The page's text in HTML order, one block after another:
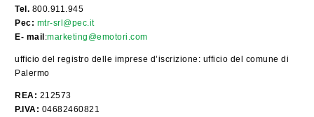
Tel. 800.911.945
Pec: mtr-srl@pec.it
E- mail:marketing@emotori.com
ufficio del registro delle imprese d’iscrizione: ufficio del comune di
Palermo
REA: 212573
P.IVA: 04682460821